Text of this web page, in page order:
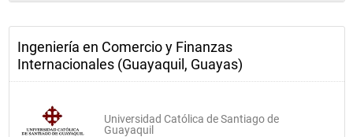
Ingeniería en Comercio y Finanzas
Internacionales (Guayaquil, Guayas)
Universidad Católica de Santiago de
Guayaquil